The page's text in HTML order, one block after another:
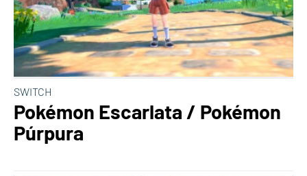
SWITCH
Pokémon Escarlata / Pokémon
Púrpura